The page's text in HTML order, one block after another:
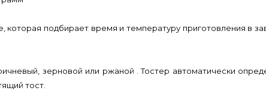
подбирает время и температуру приготовления в
зерновой или ржаной . Тостер автоматически
тост.